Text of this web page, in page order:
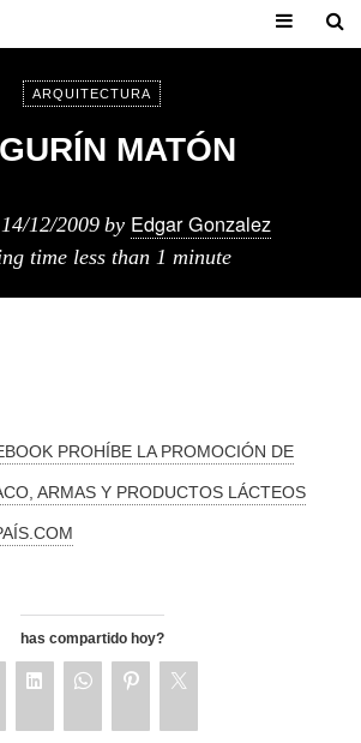
ARQUITECTURA
MATÓN
14/12/2009 by Edgar Gonzalez
time less than 1 minute
PROHÍBE LA PROMOCIÓN DE
ARMAS Y PRODUCTOS LÁCTEOS
has compartido hoy?